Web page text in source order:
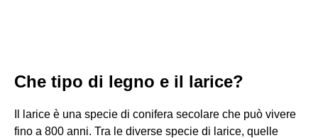
Che tipo di legno e il larice?
Il larice è una specie di conifera secolare che può vivere
fino a 800 anni. Tra le diverse specie di larice, quelle